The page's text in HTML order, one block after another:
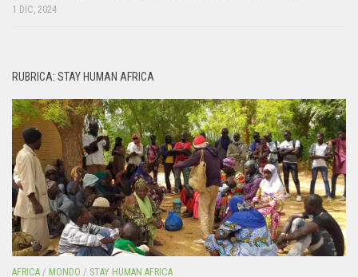
1 DIC, 2024
RUBRICA: STAY HUMAN AFRICA
AFRICA / MONDO / STAY HUMAN AFRICA